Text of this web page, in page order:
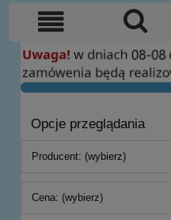
Opcje przeglądania
Producent: (wybierz)
Cena: (wybierz)